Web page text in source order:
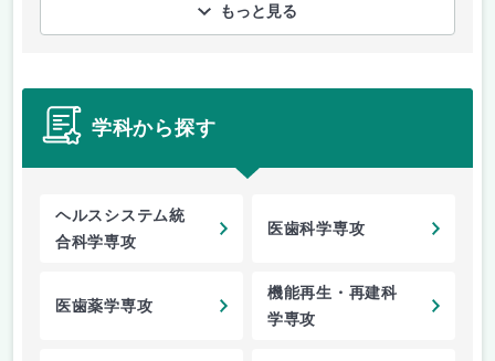
もっと見る
学科から探す
ヘルスシステム統
合科学専攻
医歯科学専攻
医歯薬学専攻
機能再生・再建科
学専攻